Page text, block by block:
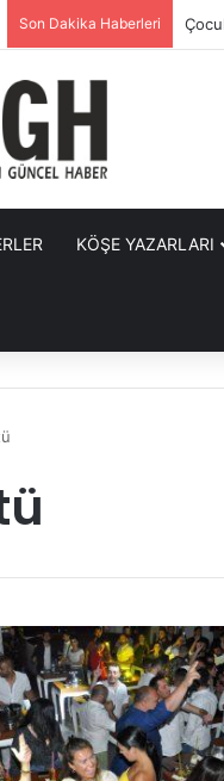
Son Dakika Haberleri
KÖŞE YAZARLARI